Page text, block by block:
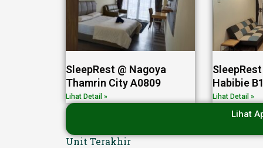
SleepRest @ Nagoya
Thamrin City A0809
Lihat Detail »
Habibie
Lihat Detail »
Lihat
Unit Terakhir